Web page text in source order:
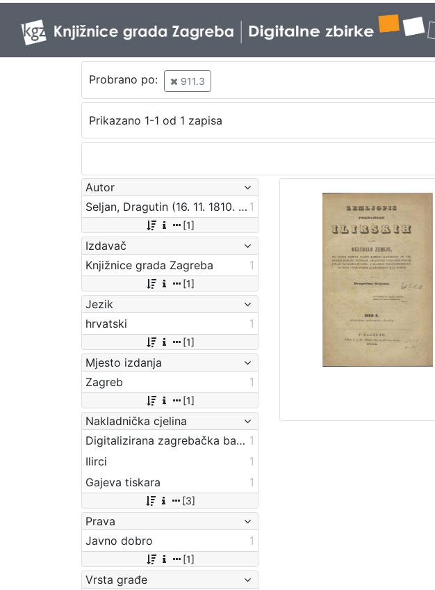
Probrano po: 911.3
Prikazano 1-1 od 1 zapisa
Autor
Seljan, Dragutin (16. 11. 1810. – 14. 6. 1848.) 1
[1]
Izdavač
Knjižnice grada Zagreba
1
[1]
Jezik
hrvatski
1
[1]
Mjesto izdanja
Zagreb
1
[1]
Nakladnička cjelina
Digitalizirana zagrebačka baština 1
Ilirci
1
Gajeva tiskara
1
[3]
Prava
Javno dobro
1
[1]
Vrsta građe